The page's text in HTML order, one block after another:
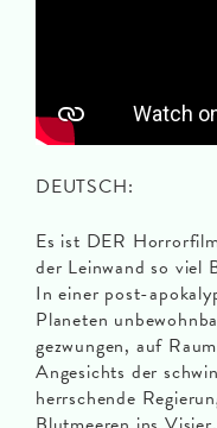
DEUTSCH:
Es ist DER
der Leinwand so viel
In einer post-
Planeten
gezwungen, auf
Angesichts der
herrschende